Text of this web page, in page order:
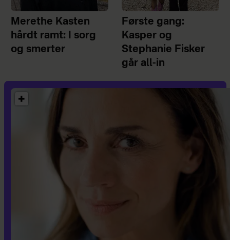
Merethe Kasten
hårdt ramt: I sorg
og smerter
Første gang:
Kasper og
Stephanie Fisker
går all-in